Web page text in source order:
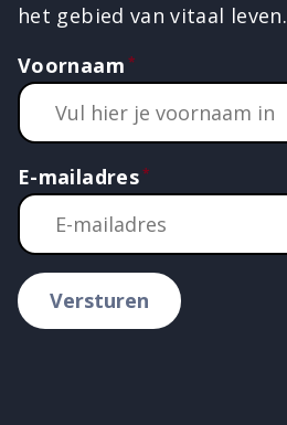
het gebied van vitaal leven.
Voornaam
E-mailadres
Versturen